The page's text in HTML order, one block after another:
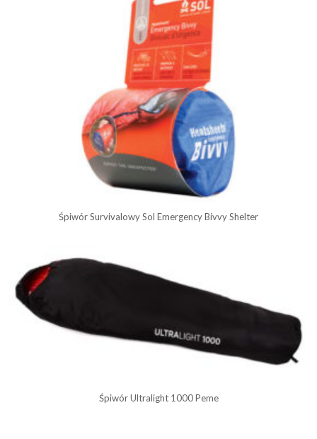
Śpiwór Survivalowy Sol Emergency Bivvy Shelter
Śpiwór Ultralight 1000 Peme